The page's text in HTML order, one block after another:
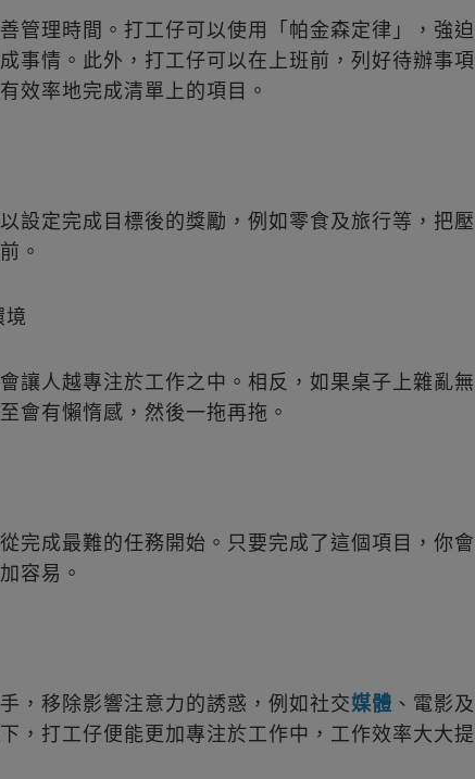
管理時間。打工仔可以使用「帕金森定律」，強迫
事情。此外，打工仔可以在上班前，列好待辦事項
效率地完成清單上的項目。
設定完成目標後的獎勵，例如零食及旅行等，把壓
。
讓人越專注於工作之中。相反，如果桌子上雜亂無
會有懶惰感，然後一拖再拖。
完成最難的任務開始。只要完成了這個項目，你會
容易。
，移除影響注意力的誘惑，例如社交媒體 、電影及
，打工仔便能更加專注於工作中，工作效率大大提